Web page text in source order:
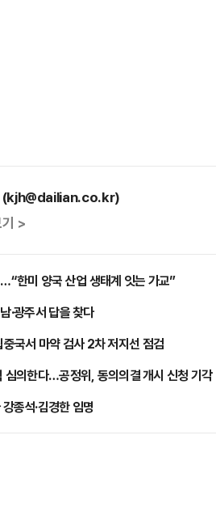
(kjh@dailian.co.kr)
>
한미 양국 산업 생태계 잇는 가교”
·광주서 답을 찾다
국서 마약 검사 2차 저지선 점검
심의한다…공정위, 동의의결 개시 신청 기각
종석·김경한 임명